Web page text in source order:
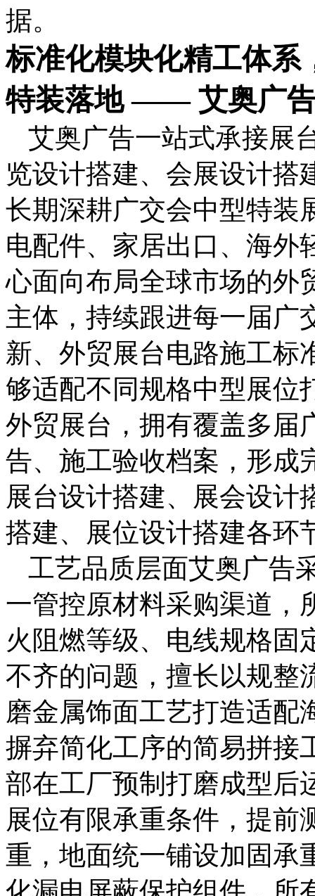
据。
标准化模块化精工体系
特装落地 —— 艾奥广
艾奥广告一站式承接展
览设计搭建、会展设计搭
长期深耕广交会中型特装
电配件、家居出口、海外
心面向布局全球市场的外
主体，持续跟进每一届广
新、外贸展台电路施工标
够适配不同规格中型展位
外贸展台，拥有覆盖多届
告、施工验收档案，形成
展台设计搭建、展会设计
搭建、展位设计搭建各环
工艺品质层面艾奥广告
一管控原材料采购渠道，
火阻燃等级、电线规格固
不齐的问题，擅长以规整
磨金属饰面工艺打造适配
摒弃简化工序的简易拼接
部在工厂预制打磨成型后
展位有限承重条件，提前
重，地面统一铺设加固承